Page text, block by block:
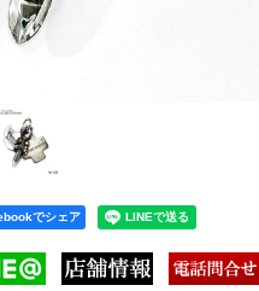
でシェア